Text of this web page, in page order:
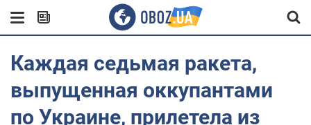
Каждая седьмая ракета,
выпущенная оккупантами
по Украине, прилетела из